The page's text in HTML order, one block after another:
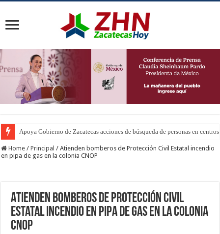
Apoya Gobierno de Zacatecas acciones de búsqueda de personas en
Home / Principal / Atienden bomberos de Protección Civil Estatal incendio
en pipa de gas en la colonia CNOP
Atienden bomberos de Protección Civil
Estatal incendio en pipa de gas en la colonia
CNOP